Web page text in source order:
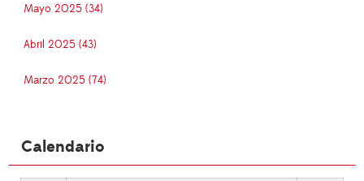
Mayo 2025 (34)
Abril 2025 (43)
Marzo 2025 (74)
Calendario